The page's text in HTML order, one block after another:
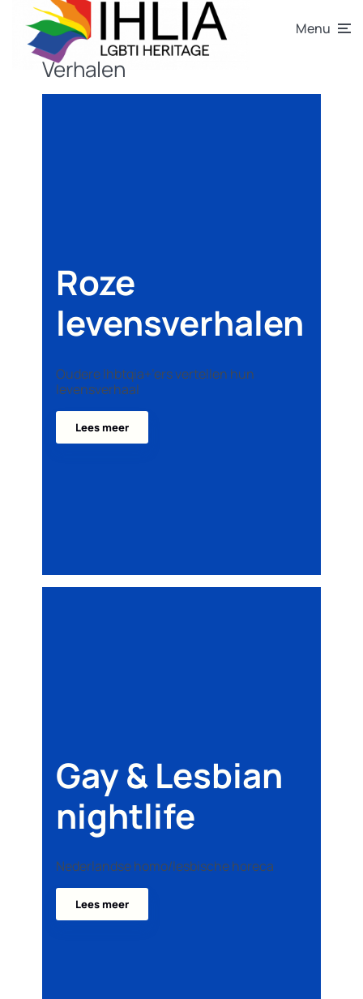
Menu
Verhalen
Roze
levensverhalen
Oudere lhbtqia+’ers vertellen hun
levensverhaal
Lees meer
Gay & Lesbian
nightlife
Nederlandse homo/lesbische horeca
Lees meer